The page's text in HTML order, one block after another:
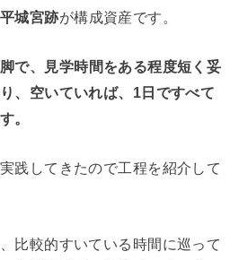
城宮跡が構成資産です。
で、見学時間をある程度短く妥
、空いていれば、1日ですべて
。
践してきたので工程を紹介して
比較的すいている時間に巡って